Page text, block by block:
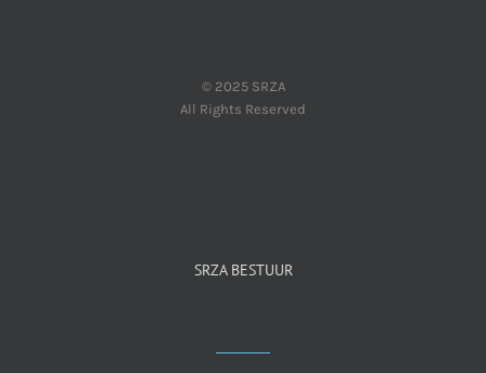
© 2025 SRZA
All Rights Reserved
SRZA BESTUUR